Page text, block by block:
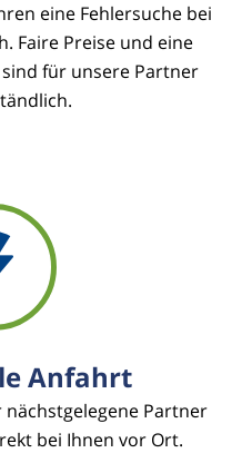
eine Fehlersuche bei
Faire Preise und eine
für unsere Partner
Anfahrt
Partner
bei Ihnen vor Ort.